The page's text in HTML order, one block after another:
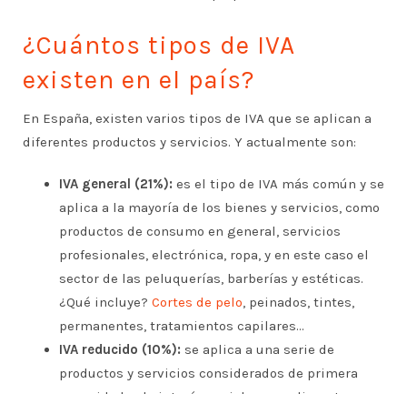
¿Cuántos tipos de IVA
existen en el país?
En España, existen varios tipos de IVA que se aplican a
diferentes productos y servicios. Y actualmente son:
IVA general (21%): es el tipo de IVA más común y se
aplica a la mayoría de los bienes y servicios, como
productos de consumo en general, servicios
profesionales, electrónica, ropa, y en este caso el
sector de las peluquerías, barberías y estéticas.
¿Qué incluye? Cortes de pelo, peinados, tintes,
permanentes, tratamientos capilares…
IVA reducido (10%): se aplica a una serie de
productos y servicios considerados de primera